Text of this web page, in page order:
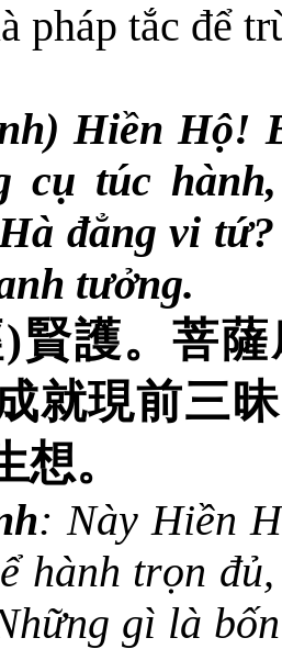
pháp tắc để
Hiền Hộ!
cụ túc
đẳng vi
tưởng.
)賢護。菩
就現前三
想。
: Này Hiền
hành trọn
gì là